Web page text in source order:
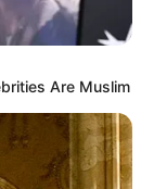
Are Muslim